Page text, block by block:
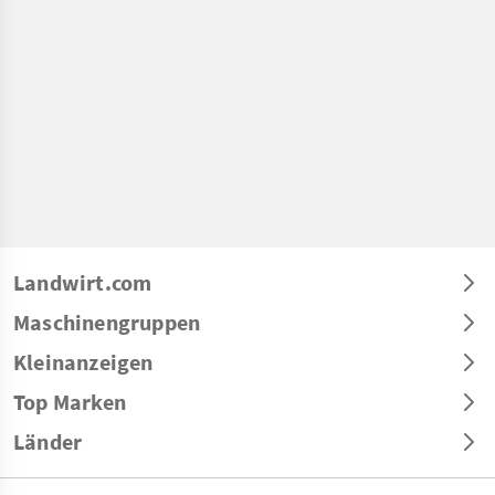
Landwirt.com
Maschinengruppen
Kleinanzeigen
Top Marken
Länder